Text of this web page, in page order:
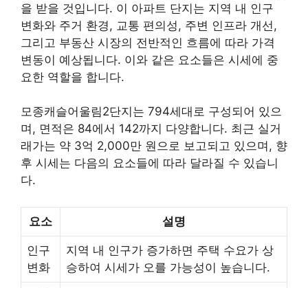
을 받을 것입니다. 이 아파트 단지는 지역 내 인구
변화와 주거 환경, 교통 편의성, 주변 인프라 개선,
그리고 부동산 시장의 전반적인 흐름에 따라 가격
변동이 예상됩니다. 이와 같은 요소들은 시세에 중
요한 역할을 합니다.
모종캐슬어울림2단지는 794세대로 구성되어 있으
며, 면적은 84에서 142까지 다양합니다. 최근 실거
래가는 약 3억 2,000만 원으로 보고되고 있으며, 향
후 시세는 다음의 요소들에 따라 달라질 수 있습니
다.
요소 설명
인구
변화
지역 내 인구가 증가하면 주택 수요가 상
승하여 시세가 오를 가능성이 높습니다.